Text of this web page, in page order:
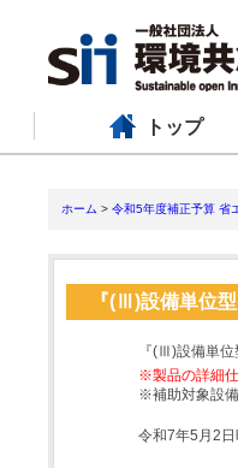
トップ
ホーム > 令和5年度補正予算 省
『(Ⅲ)設備単位
『(Ⅲ)設備単位
※製品の詳細
※補助対象設
令和7年5月2日